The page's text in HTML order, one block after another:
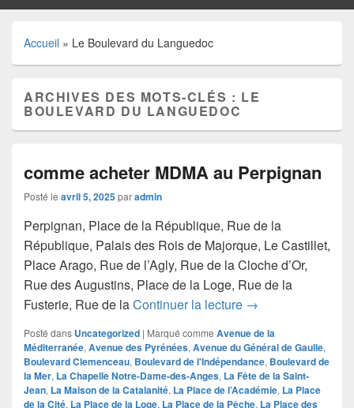
Accueil » Le Boulevard du Languedoc
ARCHIVES DES MOTS-CLÉS : LE
BOULEVARD DU LANGUEDOC
comme acheter MDMA au Perpignan
Posté le avril 5, 2025paradmin
Perpignan, Place de la République, Rue de la
République, Palais des Rois de Majorque, Le Castillet,
Place Arago, Rue de l’Agly, Rue de la Cloche d’Or,
Rue des Augustins, Place de la Loge, Rue de la
Fusterie, Rue de laContinuer la lecture comme acheter
→
Posté dans Uncategorized | Marqué comme Avenue de la
Méditerranée, Avenue des Pyrénées, Avenue du Général de Gaulle,
Boulevard Clemenceau, Boulevard de l'Indépendance, Boulevard de
la Mer, La Chapelle Notre-Dame-des-Anges, La Fête de la Saint-
Jean, La Maison de la Catalanité, La Place de l’Académie, La Place
de la Cité, La Place de la Loge, La Place de la Pêche, La Place des